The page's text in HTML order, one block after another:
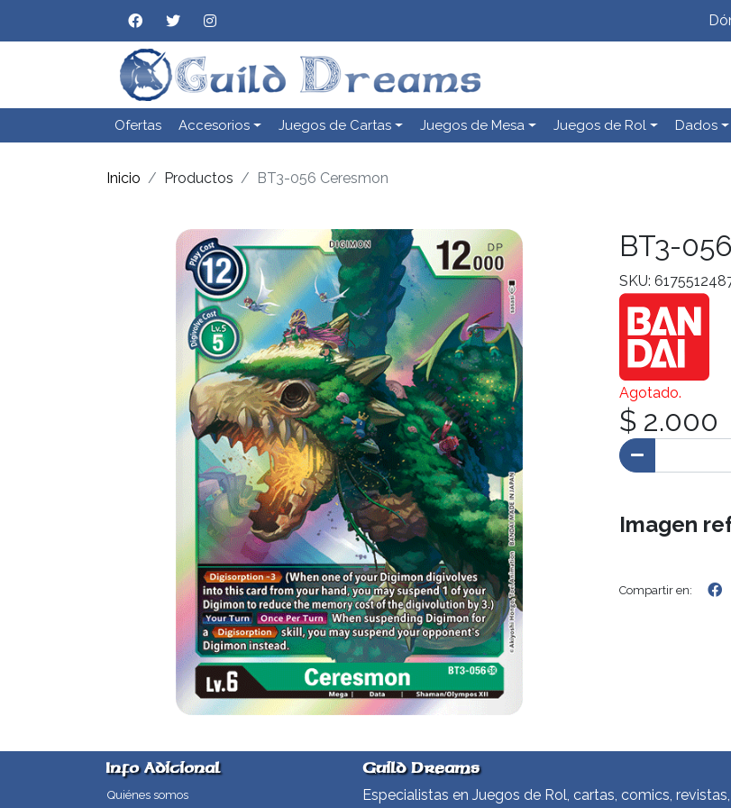
Ofertas Accesorios Juegos de Cartas Juegos de Mesa Juegos de Rol Dados
Inicio Productos BT3-056 Ceresmon
BT3-
SKU:
Agotado.
$ 2.000
Imagen
Compartir en:
Info Adicional
Quiénes somos
Guild Dreams
Especialistas en Juegos de Rol, cartas, comics,